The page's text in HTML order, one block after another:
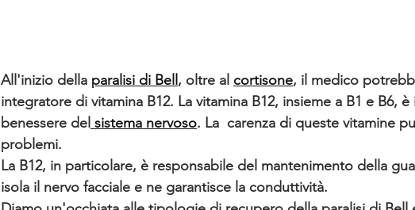
All'inizio della paralisi di Bell, oltre al cortisone, il medico
integratore di vitamina B12. La vitamina B12, insieme a B1 e B6,
benessere del sistema nervoso. La  carenza di queste vitamine
problemi.
La B12, in particolare, è responsabile del mantenimento della
isola il nervo facciale e ne garantisce la conduttività.